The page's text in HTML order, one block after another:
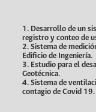
1. Desarrollo de un
registro y conteo de
2. Sistema de
Edificio de Ingeniería.
3. Estudio para el
Geotécnica.
4. Sistema de
contagio de Covid 19.